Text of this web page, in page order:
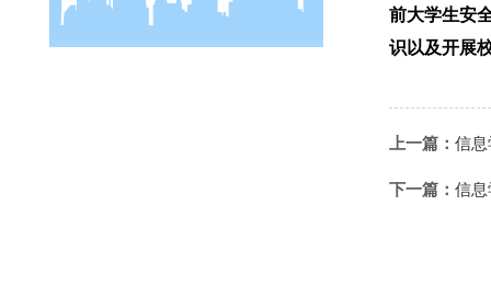
前大学生安
识以及开展
上一篇： 信
下一篇： 信